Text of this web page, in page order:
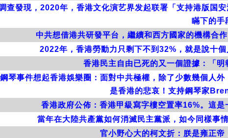
查發現，2020年，香港文化演艺界发起联署「支持港版国
瞞下的手
中共想借港共研發平台，繼續和西方國家的機構合
2022年，香港勞動力只剩下不到32%，就是說十
香港民主自由已死的又一個證據：「明
琴事件想起香港娛樂圈：面對中共極權，除了少數幾個人
是香港的悲哀！支持鋼琴家
香港政府公佈：香港甲級寫字樓空置率16%。這是
當年在大陸共產黨如何消滅民主黨派，如今同樣事
官小野心大的柯文折：朕是雍正帝